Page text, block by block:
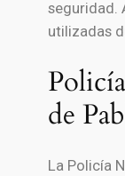
seguridad.
utilizadas
de
La Policía